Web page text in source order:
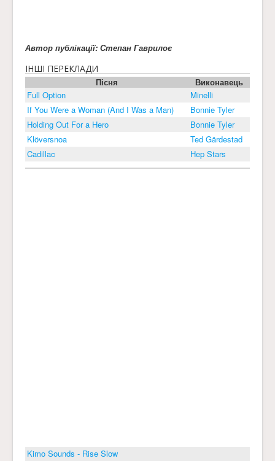
Автор публікації: Степан Гаврилоє
ІНШІ ПЕРЕКЛАДИ
Пісня
Виконавець
Full Option
Minelli
If You Were a Woman (And I Was a Man)
Bonnie Tyler
Holding Out For a Hero
Bonnie Tyler
Klöversnoa
Ted Gärdestad
Cadillac
Hep Stars
Kimo Sounds - Rise Slow